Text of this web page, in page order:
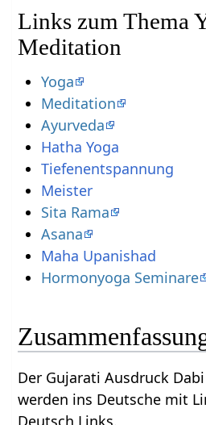
Links zum Thema
Meditation
Yoga
Meditation
Ayurveda
Hatha Yoga
Tiefenentspannung
Meister
Sita Rama
Asana
Maha Upanishad
Hormonyoga Seminare
Der Gujarati Ausdruck
werden ins Deutsche mit
Deutsch Links.